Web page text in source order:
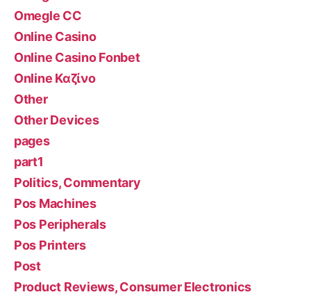
Omegle CC
Online Casino
Online Casino Fonbet
Online Καζίνο
Other
Other Devices
pages
part1
Politics, Commentary
Pos Machines
Pos Peripherals
Pos Printers
Post
Product Reviews, Consumer Electronics